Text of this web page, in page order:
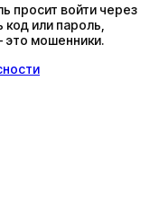
просит войти через
код или пароль,
это мошенники.